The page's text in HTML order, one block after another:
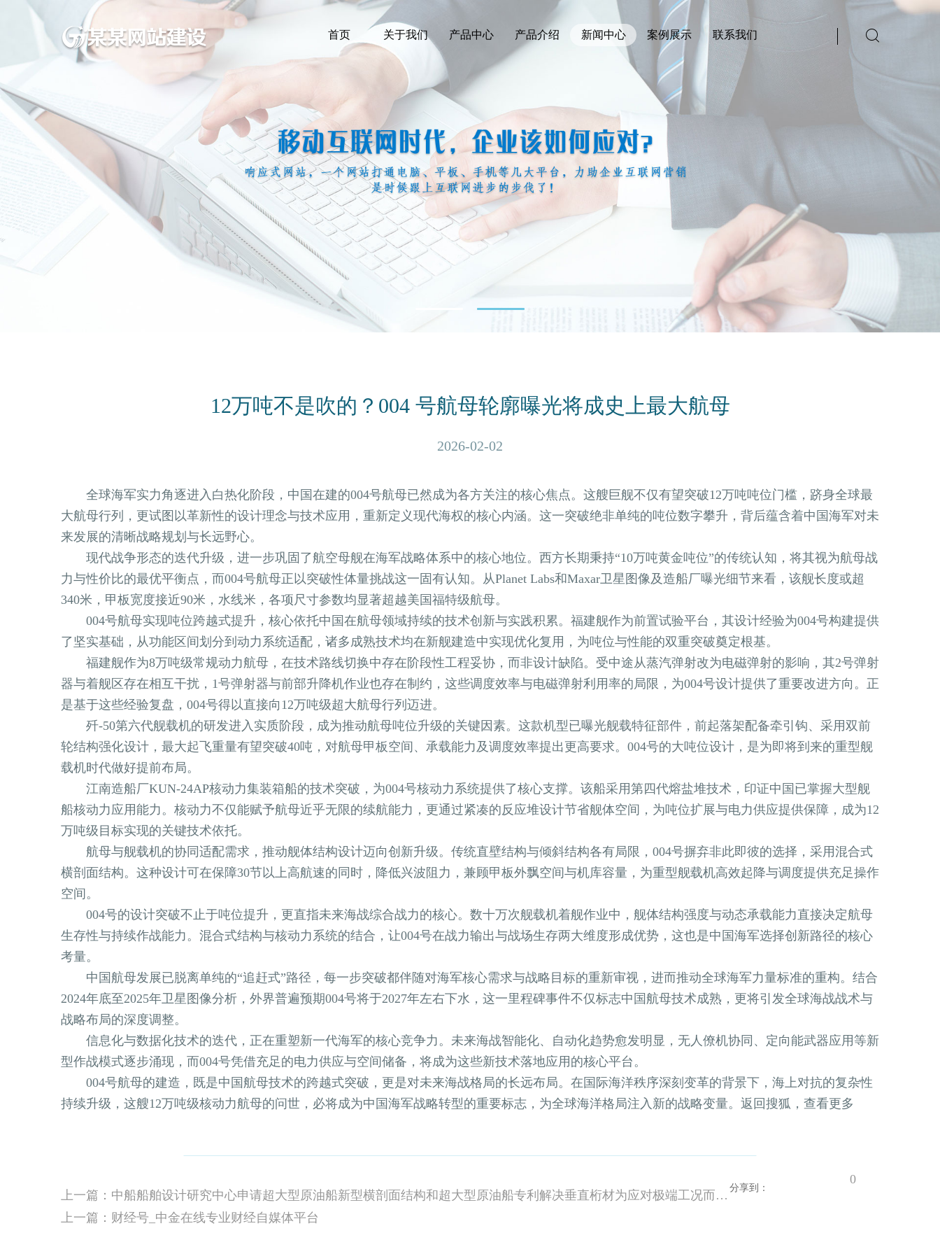
首页 关于我们 产品中心 产品介绍 新闻中心 案例展示 联系我们
12万吨不是吹的？004 号航母轮廓曝光将成史上最大航母
2026-02-02
全球海军实力角逐进入白热化阶段，中国在建的004号航母已然成为各方关注的核心焦点。这艘巨舰不仅有望突破12万吨吨位门槛，跻身全球最
大航母行列，更试图以革新性的设计理念与技术应用，重新定义现代海权的核心内涵。这一突破绝非单纯的吨位数字攀升，背后蕴含着中国海军对未
来发展的清晰战略规划与长远野心。
现代战争形态的迭代升级，进一步巩固了航空母舰在海军战略体系中的核心地位。西方长期秉持“10万吨黄金吨位”的传统认知，将其视为航母战
力与性价比的最优平衡点，而004号航母正以突破性体量挑战这一固有认知。从Planet Labs和Maxar卫星图像及造船厂曝光细节来看，该舰长度或超
340米，甲板宽度接近90米，水线米，各项尺寸参数均显著超越美国福特级航母。
004号航母实现吨位跨越式提升，核心依托中国在航母领域持续的技术创新与实践积累。福建舰作为前置试验平台，其设计经验为004号构建提供
了坚实基础，从功能区间划分到动力系统适配，诸多成熟技术均在新舰建造中实现优化复用，为吨位与性能的双重突破奠定根基。
福建舰作为8万吨级常规动力航母，在技术路线切换中存在阶段性工程妥协，而非设计缺陷。受中途从蒸汽弹射改为电磁弹射的影响，其2号弹射
器与着舰区存在相互干扰，1号弹射器与前部升降机作业也存在制约，这些调度效率与电磁弹射利用率的局限，为004号设计提供了重要改进方向。正
是基于这些经验复盘，004号得以直接向12万吨级超大航母行列迈进。
歼-50第六代舰载机的研发进入实质阶段，成为推动航母吨位升级的关键因素。这款机型已曝光舰载特征部件，前起落架配备牵引钩、采用双前
轮结构强化设计，最大起飞重量有望突破40吨，对航母甲板空间、承载能力及调度效率提出更高要求。004号的大吨位设计，是为即将到来的重型舰
载机时代做好提前布局。
江南造船厂KUN-24AP核动力集装箱船的技术突破，为004号核动力系统提供了核心支撑。该船采用第四代熔盐堆技术，印证中国已掌握大型舰
船核动力应用能力。核动力不仅能赋予航母近乎无限的续航能力，更通过紧凑的反应堆设计节省舰体空间，为吨位扩展与电力供应提供保障，成为12
万吨级目标实现的关键技术依托。
航母与舰载机的协同适配需求，推动舰体结构设计迈向创新升级。传统直壁结构与倾斜结构各有局限，004号摒弃非此即彼的选择，采用混合式
横剖面结构。这种设计可在保障30节以上高航速的同时，降低兴波阻力，兼顾甲板外飘空间与机库容量，为重型舰载机高效起降与调度提供充足操作
空间。
004号的设计突破不止于吨位提升，更直指未来海战综合战力的核心。数十万次舰载机着舰作业中，舰体结构强度与动态承载能力直接决定航母
生存性与持续作战能力。混合式结构与核动力系统的结合，让004号在战力输出与战场生存两大维度形成优势，这也是中国海军选择创新路径的核心
考量。
中国航母发展已脱离单纯的“追赶式”路径，每一步突破都伴随对海军核心需求与战略目标的重新审视，进而推动全球海军力量标准的重构。结合
2024年底至2025年卫星图像分析，外界普遍预期004号将于2027年左右下水，这一里程碑事件不仅标志中国航母技术成熟，更将引发全球海战战术与
战略布局的深度调整。
信息化与数据化技术的迭代，正在重塑新一代海军的核心竞争力。未来海战智能化、自动化趋势愈发明显，无人僚机协同、定向能武器应用等新
型作战模式逐步涌现，而004号凭借充足的电力供应与空间储备，将成为这些新技术落地应用的核心平台。
004号航母的建造，既是中国航母技术的跨越式突破，更是对未来海战格局的长远布局。在国际海洋秩序深刻变革的背景下，海上对抗的复杂性
持续升级，这艘12万吨级核动力航母的问世，必将成为中国海军战略转型的重要标志，为全球海洋格局注入新的战略变量。返回搜狐，查看更多
分享到：
0
上一篇：中船船舶设计研究中心申请超大型原油船新型横剖面结构和超大型原油船专利解决垂直桁材为应对极端工况而存在的结构重量大问题
上一篇：财经号_中金在线专业财经自媒体平台